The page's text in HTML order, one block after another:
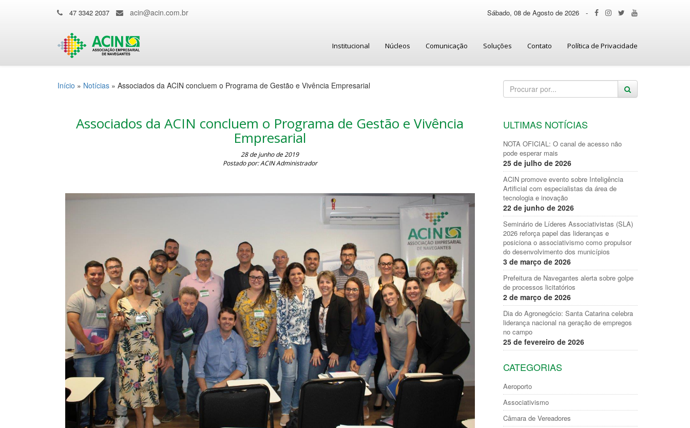
47 3342 2037 acin@acin.com.br Sábado, 08 de Agosto de 2026 -
Institucional Núcleos Comunicação Soluções Contato Política de Privacidade
Início » Notícias » Associados da ACIN concluem o Programa de Gestão e Vivência Empresarial
Associados da ACIN concluem o Programa de Gestão e Vivência
Empresarial
28 de junho de 2019
Postado por: ACIN Administrador
ULTIMAS NOTÍCIAS
NOTA OFICIAL: O canal de acesso não
pode esperar mais
25 de julho de 2026
ACIN promove evento sobre Inteligência
Artificial com especialistas da área de
tecnologia e inovação
22 de junho de 2026
Seminário de Líderes Associativistas (SLA)
2026 reforça papel das lideranças e
posiciona o associativismo como propulsor
do desenvolvimento dos municípios
3 de março de 2026
Prefeitura de Navegantes alerta sobre golpe
de processos licitatórios
2 de março de 2026
Dia do Agronegócio: Santa Catarina celebra
liderança nacional na geração de empregos
no campo
25 de fevereiro de 2026
CATEGORIAS
Aeroporto
Associativismo
Câmara de Vereadores